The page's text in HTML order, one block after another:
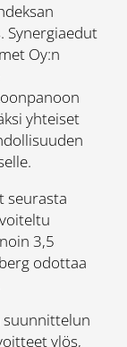
Synergiaedut
Oy:n
yhteiset
seurasta
3,5
odottaa
suunnittelun
ylös,